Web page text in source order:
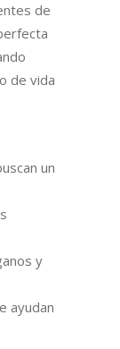
de
de vida
un
y
ayudan